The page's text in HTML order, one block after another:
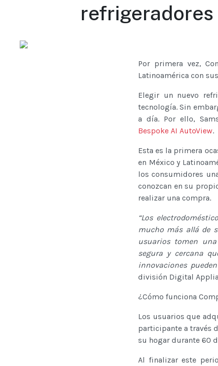
Por primera vez,
Latinoamérica con
Elegir un nuevo
tecnología. Sin
a día. Por ello,
Bespoke AI AutoView.
Esta es la primera
en México y
los consumidores
conozcan en su
realizar una compra.
“Los
mucho más allá de
usuarios tomen
segura y cercana
innovaciones
división Digital
¿Cómo funciona
Los usuarios que
participante a través
su hogar durante 60
Al finalizar este